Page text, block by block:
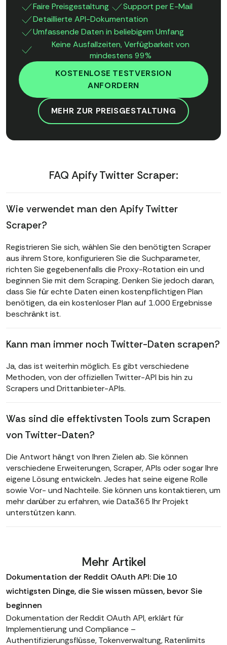
Faire Preisgestaltung
Support per E-Mail
Detaillierte API-Dokumentation
Umfassende Daten in beliebigem Umfang
Keine Ausfallzeiten, Verfügbarkeit von
mindestens 99%
KOSTENLOSE TESTVERSION
ANFORDERN
MEHR ZUR PREISGESTALTUNG
FAQ Apify Twitter Scraper:
Wie verwendet man den Apify Twitter
Scraper?
Registrieren Sie sich, wählen Sie den benötigten Scraper
aus ihrem Store, konfigurieren Sie die Suchparameter,
richten Sie gegebenenfalls die Proxy-Rotation ein und
beginnen Sie mit dem Scraping. Denken Sie jedoch daran,
dass Sie für echte Daten einen kostenpflichtigen Plan
benötigen, da ein kostenloser Plan auf 1.000 Ergebnisse
beschränkt ist.
Kann man immer noch Twitter-Daten scrapen?
Ja, das ist weiterhin möglich. Es gibt verschiedene
Methoden, von der offiziellen Twitter-API bis hin zu
Scrapers und Drittanbieter-APIs.
Was sind die effektivsten Tools zum Scrapen
von Twitter-Daten?
Die Antwort hängt von Ihren Zielen ab. Sie können
verschiedene Erweiterungen, Scraper, APIs oder sogar Ihre
eigene Lösung entwickeln. Jedes hat seine eigene Rolle
sowie Vor- und Nachteile. Sie können uns kontaktieren, um
mehr darüber zu erfahren, wie Data365 Ihr Projekt
unterstützen kann.
Mehr Artikel
Dokumentation der Reddit OAuth API: Die 10
wichtigsten Dinge, die Sie wissen müssen, bevor Sie
beginnen
Dokumentation der Reddit OAuth API, erklärt für
Implementierung und Compliance –
Authentifizierungsflüsse, Tokenverwaltung, Ratenlimits